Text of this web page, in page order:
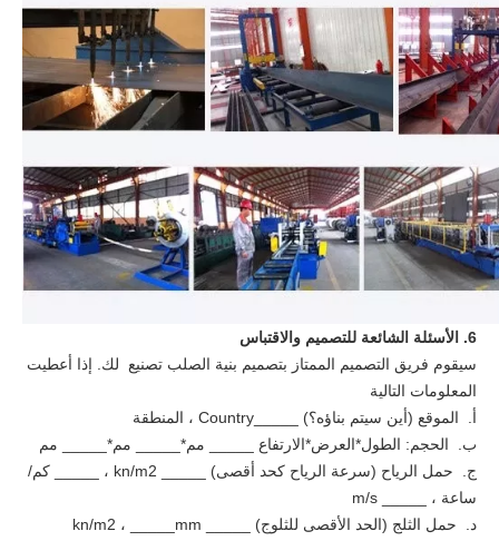
6. الأسئلة الشائعة للتصميم والاقتباس
سيقوم فريق التصميم الممتاز بتصميم بنية الصلب تصنيع لك. إذا أعطيت
المعلومات التالية
أ. الموقع (أين سيتم بناؤه؟) _____Country ، المنطقة
ب. الحجم: الطول*العرض*الارتفاع _____ مم*_____ مم*_____ مم
ج. حمل الرياح (سرعة الرياح كحد أقصى) _____ kn/m2 ، _____ كم/
ساعة ، _____ m/s
د. حمل الثلج (الحد الأقصى للثلوج) _____ kn/m2 ، _____mm